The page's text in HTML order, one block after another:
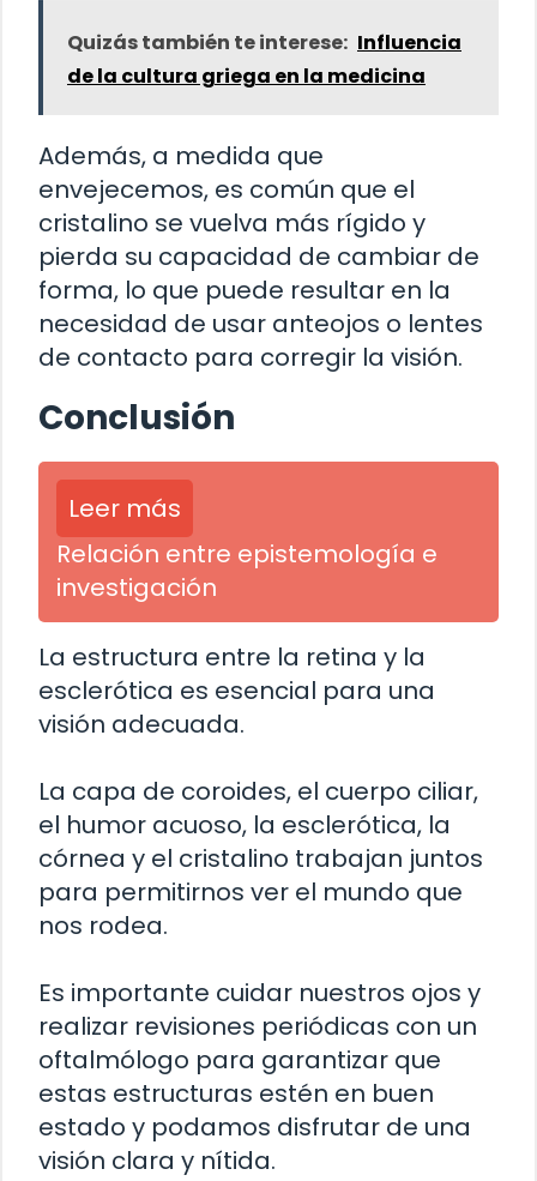
Quizás también te interese: Influencia
de la cultura griega en la medicina
Además, a medida que
envejecemos, es común que el
cristalino se vuelva más rígido y
pierda su capacidad de cambiar de
forma, lo que puede resultar en la
necesidad de usar anteojos o lentes
de contacto para corregir la visión.
Conclusión
Leer más
Relación entre epistemología e
investigación
La estructura entre la retina y la
esclerótica es esencial para una
visión adecuada.
La capa de coroides, el cuerpo ciliar,
el humor acuoso, la esclerótica, la
córnea y el cristalino trabajan juntos
para permitirnos ver el mundo que
nos rodea.
Es importante cuidar nuestros ojos y
realizar revisiones periódicas con un
oftalmólogo para garantizar que
estas estructuras estén en buen
estado y podamos disfrutar de una
visión clara y nítida.